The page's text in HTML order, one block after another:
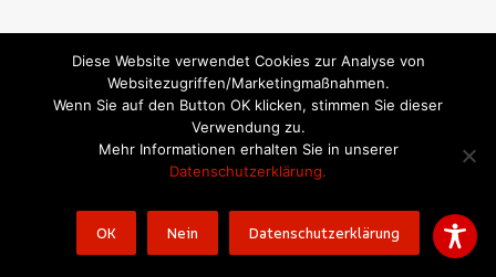
Diese Website verwendet Cookies zur Analyse von
Websitezugriffen/Marketingmaßnahmen.
Wenn Sie auf den Button OK klicken, stimmen Sie dieser
Verwendung zu.
Mehr Informationen erhalten Sie in unserer
Datenschutzerklärung.
OK Nein Datenschutzerklärung